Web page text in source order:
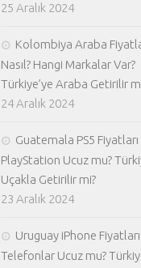
25 Aralık 2024
Kolombiya Araba
Nasıl? Hangi Markalar Var?
Türkiye’ye Araba Getirilir
24 Aralık 2024
Guatemala PS5 Fiyatları
PlayStation Ucuz mu?
Uçakla Getirilir mi?
23 Aralık 2024
Uruguay iPhone Fiyatları
Telefonlar Ucuz mu?